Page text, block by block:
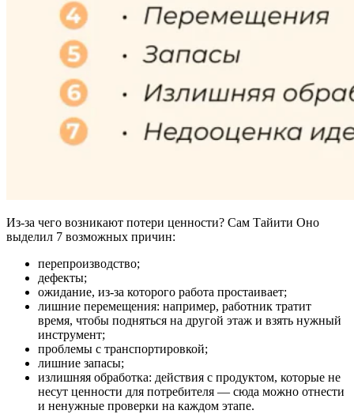
Из-за чего возникают потери ценности? Сам Тайити Оно
выделил 7 возможных причин:
перепроизводство;
дефекты;
ожидание, из-за которого работа простаивает;
лишние перемещения: например, работник тратит
время, чтобы подняться на другой этаж и взять нужный
инструмент;
проблемы с транспортировкой;
лишние запасы;
излишняя обработка: действия с продуктом, которые не
несут ценности для потребителя — сюда можно отнести
и ненужные проверки на каждом этапе.